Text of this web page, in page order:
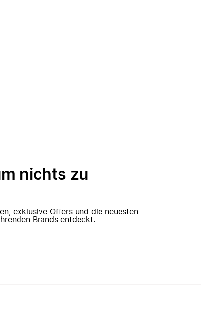
nichts zu
exklusive Offers und die neuesten
Brands entdeckt.